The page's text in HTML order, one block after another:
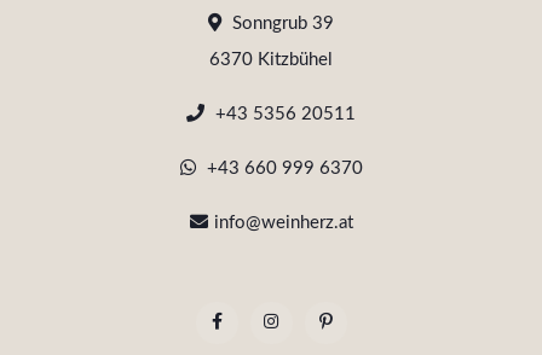
Sonngrub 39
6370 Kitzbühel
+43 5356 20511
+43 660 999 6370
info@weinherz.at